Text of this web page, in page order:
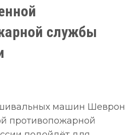
службы
машин Шеврон
противопожарной